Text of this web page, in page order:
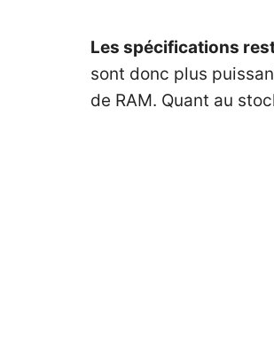
Les spécifications
sont donc plus
de RAM. Quant au